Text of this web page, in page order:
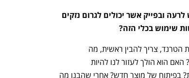
שימוש בכלי הזה?